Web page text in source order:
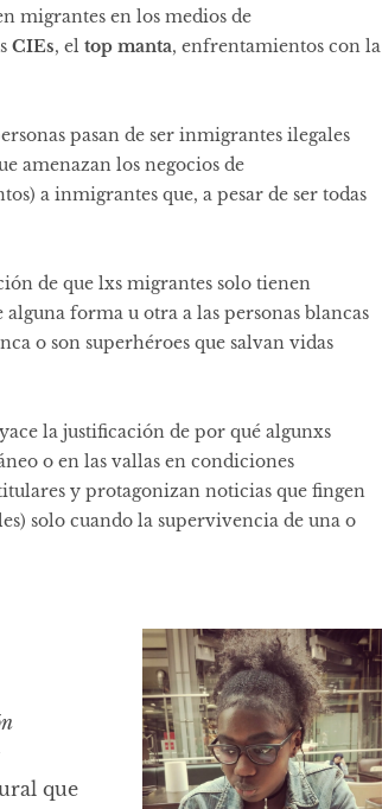
migrantes en los medios de
CIEs, el top manta, enfrentamientos con la
pasan de ser inmigrantes ilegales
amenazan los negocios de
a inmigrantes que, a pesar de ser todas
de que lxs migrantes solo tienen
forma u otra a las personas blancas
o son superhéroes que salvan vidas
la justificación de por qué algunxs
o en las vallas en condiciones
y protagonizan noticias que fingen
solo cuando la supervivencia de una o
que